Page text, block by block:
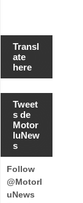
Transl
ate
here
Tweet
s de
Motor
luNew
s
Follow
@Motorl
uNews